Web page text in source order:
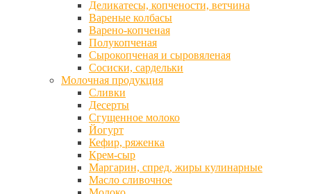
Деликатесы, копчености, ветчина
Вареные колбасы
Варено-копченая
Полукопченая
Сырокопченая и сыровяленая
Сосиски, сардельки
Молочная продукция
Сливки
Десерты
Сгущенное молоко
Йогурт
Кефир, ряженка
Крем-сыр
Маргарин, спред, жиры кулинарные
Масло сливочное